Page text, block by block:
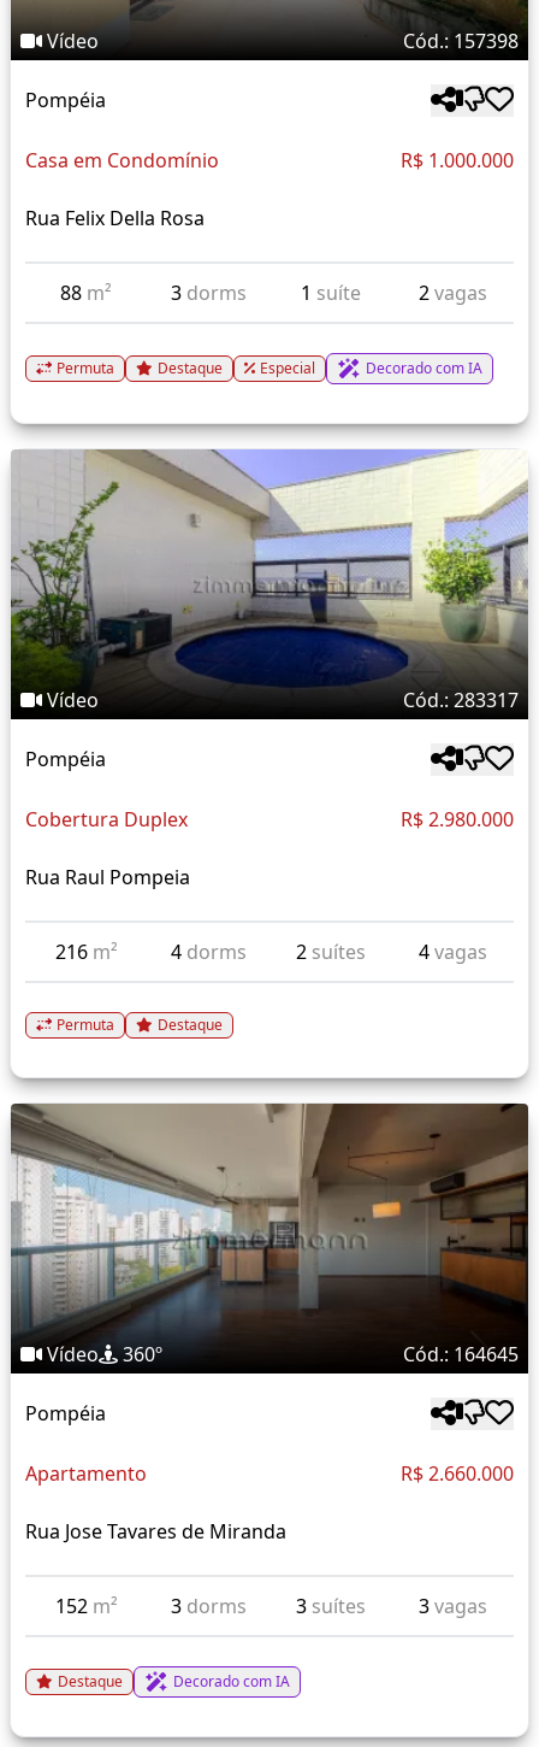
Vídeo Cód.: 157398
Pompéia
Casa em Condomínio R$ 1.000.000
Rua Felix Della Rosa
88 m² 3 dorms 1 suíte 2vagas
Permuta Destaque Especial Decorado com IA
Vídeo Cód.: 283317
Pompéia
Cobertura Duplex R$ 2.980.000
Rua Raul Pompeia
216 m² 4 dorms 2 suítes 4vagas
Permuta Destaque
Vídeo 360º Cód.: 164645
Pompéia
Apartamento R$ 2.660.000
Rua Jose Tavares de Miranda
152 m² 3 dorms 3 suítes 3vagas
Destaque Decorado com IA